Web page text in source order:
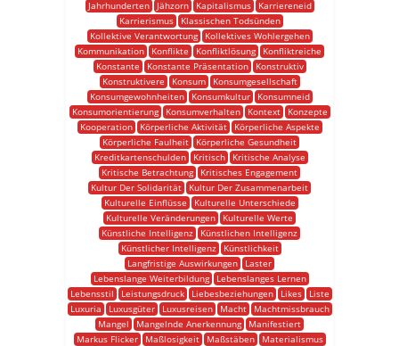
Jahrhunderten
Jähzorn Kapitalismus
Karriereneid
Karrierismus
Klassischen Todsünden
Kollektive Verantwortung
Kollektives Wohlergehen
Kommunikation
Konflikte Konfliktlösung
Konfliktreiche
Konstante
Konstante Präsentation
Konstruktiv
Konstruktivere
Konsum
Konsumgesellschaft
Konsumgewohnheiten
Konsumkultur
Konsumneid
Konsumorientierung
Konsumverhalten Kontext
Konzepte
Kooperation
Körperliche Aktivität
Körperliche Aspekte
Körperliche Faulheit
Körperliche Gesundheit
Kreditkartenschulden
Kritisch
Kritische Analyse
Kritische Betrachtung
Kritisches Engagement
Kultur Der Solidarität
Kultur Der Zusammenarbeit
Kulturelle Einflüsse
Kulturelle Unterschiede
Kulturelle Veränderungen
Kulturelle Werte
Künstliche Intelligenz
Künstlichen Intelligenz
Künstlicher Intelligenz
Künstlichkeit
Langfristige Auswirkungen
Laster
Lebenslange Weiterbildung
Lebenslanges Lernen
Lebensstil
Leistungsdruck Liebesbeziehungen Likes
Liste
Luxuria
Luxusgüter Luxusreisen Macht
Machtmissbrauch
Mangel
Mangelnde Anerkennung
Manifestiert
Markus Flicker
Maßlosigkeit Maßstäben
Materialismus